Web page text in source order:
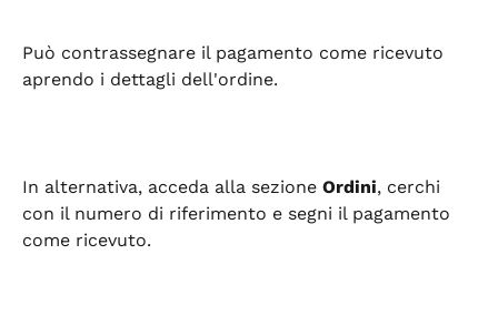
Può contrassegnare il pagamento come ricevuto
aprendo i dettagli dell'ordine.
In alternativa, acceda alla sezione Ordini, cerchi
con il numero di riferimento e segni il pagamento
come ricevuto.